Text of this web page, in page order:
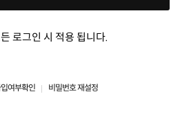
로그인 시 적용 됩니다.
여부확인 비밀번호 재설정